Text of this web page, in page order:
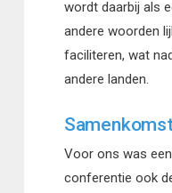
wordt daarbij als
andere woorden
faciliteren, wat
andere landen.
Voor ons was
conferentie ook